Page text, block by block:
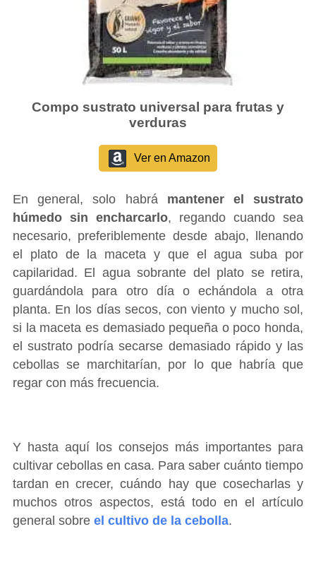
Compo sustrato universal para frutas y
verduras
Ver en Amazon
En general, solo habrá mantener el sustrato
húmedo sin encharcarlo, regando cuando sea
necesario, preferiblemente desde abajo, llenando
el plato de la maceta y que el agua suba por
capilaridad. El agua sobrante del plato se retira,
guardándola para otro día o echándola a otra
planta. En los días secos, con viento y mucho sol,
si la maceta es demasiado pequeña o poco honda,
el sustrato podría secarse demasiado rápido y las
cebollas se marchitarían, por lo que habría que
regar con más frecuencia.
Y hasta aquí los consejos más importantes para
cultivar cebollas en casa. Para saber cuánto tiempo
tardan en crecer, cuándo hay que cosecharlas y
muchos otros aspectos, está todo en el artículo
general sobre el cultivo de la cebolla.